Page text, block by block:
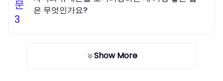
문
3
은 무엇인가요?
Show More